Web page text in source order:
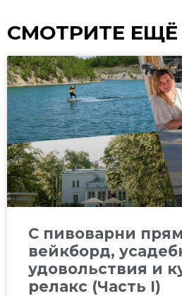
СМОТРИТЕ ЕЩЁ
C пивоварни
вейкборд,
удовольствия и
релакс (Часть I)